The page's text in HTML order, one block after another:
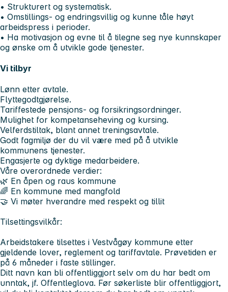
• Strukturert og systematisk.
• Omstillings- og endringsvillig og kunne tåle høyt
arbeidspress i perioder.
• Ha motivasjon og evne til å tilegne seg nye kunnskaper
og ønske om å utvikle gode tjenester.
Vi tilbyr
Lønn etter avtale.
Flyttegodtgjørelse.
Tariffestede pensjons- og forsikringsordninger.
Mulighet for kompetanseheving og kursing.
Velferdstiltak, blant annet treningsavtale.
Godt fagmiljø der du vil være med på å utvikle
kommunens tjenester.
Engasjerte og dyktige medarbeidere.
Våre overordnede verdier:
🌿 En åpen og raus kommune
🌈 En kommune med mangfold
🤝 Vi møter hverandre med respekt og tillit
Tilsettingsvilkår:
Arbeidstakere tilsettes i Vestvågøy kommune etter
gjeldende lover, reglement og tariffavtale. Prøvetiden er
på 6 måneder i faste stillinger.
Ditt navn kan bli offentliggjort selv om du har bedt om
unntak, jf. Offentleglova. Før søkerliste blir offentliggjort,